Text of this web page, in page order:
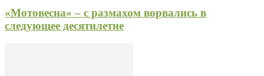
«Мотовесна» – с размахом ворвались в
следующее десятилетие